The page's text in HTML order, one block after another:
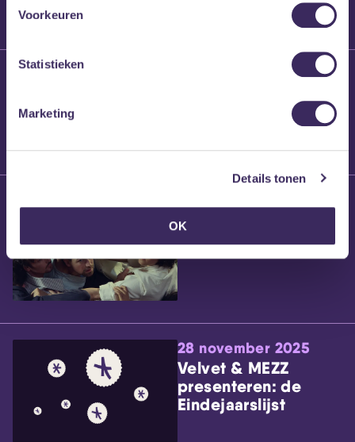
Voorkeuren
Statistieken
Marketing
Details tonen
OK
Brennt Vanneste
Willem’s Blog: Ão
28 november 2025
Velvet & MEZZ
presenteren: de
Eindejaarslijst